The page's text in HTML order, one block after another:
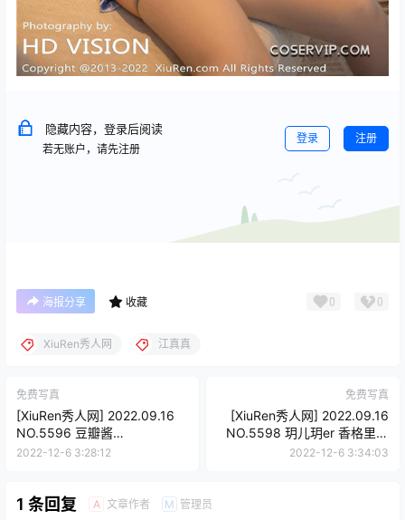
隐藏内容，登录后阅读
若无账户，请先注册
登录 注册
海报分享 收藏 0 0
XiuRen秀人网 江真真
免费写真
[XiuRen秀人网] 2022.09.16
NO.5596 豆瓣酱
[82+1P739M]
2022-12-6 3:28:12
免费写真
[XiuRen秀人网] 2022.09.16
NO.5598 玥儿玥er 香格里拉
旅拍 [57+1P480M]
2022-12-6 3:34:03
1 条回复 A 文章作者 M 管理员